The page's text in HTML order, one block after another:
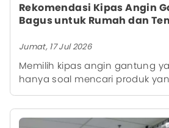
Rekomendasi Kipas Angin
Bagus untuk Rumah dan
Jumat, 17 Jul 2026
Memilih kipas angin gantung
hanya soal mencari produk
menghasilkan angin kencang.
gantung juga perlu
ruangan, tinggi plafon, desain